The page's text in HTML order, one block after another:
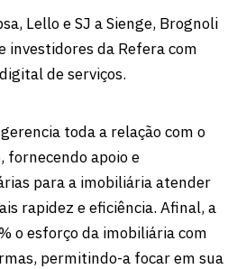
toda a relação com o
fornecendo apoio e
para a imobiliária atender
rapidez e eficiência. Afinal, a
o esforço da imobiliária com
permitindo-a focar em sua